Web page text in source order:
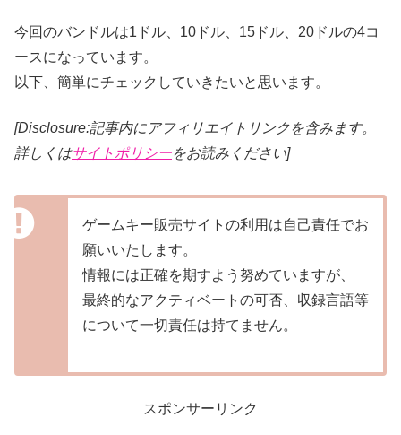
今回のバンドルは1ドル、10ドル、15ドル、20ドルの4コ
ースになっています。
以下、簡単にチェックしていきたいと思います。
[Disclosure:記事内にアフィリエイトリンクを含みます。
詳しくはサイトポリシーをお読みください]
ゲームキー販売サイトの利用は自己責任でお
願いいたします。
情報には正確を期すよう努めていますが、
最終的なアクティベートの可否、収録言語等
について一切責任は持てません。
スポンサーリンク